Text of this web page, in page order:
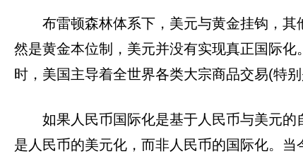
布雷顿森林体系下，美元与黄金挂钩，
然是黄金本位制，美元并没有实现真正国际
时，美国主导着全世界各类大宗商品交易(特
如果人民币国际化是基于人民币与美元
是人民币的美元化，而非人民币的国际化。